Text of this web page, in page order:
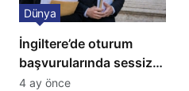
İngiltere’de oturum
başvurularında sessiz
kriz: Büyükelçilikten
Dünya
4 ay önce